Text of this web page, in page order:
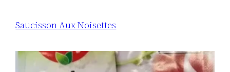
Saucisson Aux Noisettes